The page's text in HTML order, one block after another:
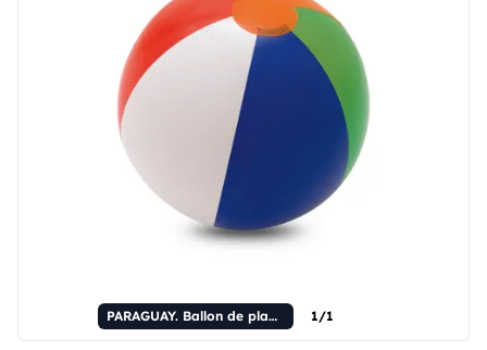
PARAGUAY. Ballon de plage gonflable en PVC opaque. 1/1